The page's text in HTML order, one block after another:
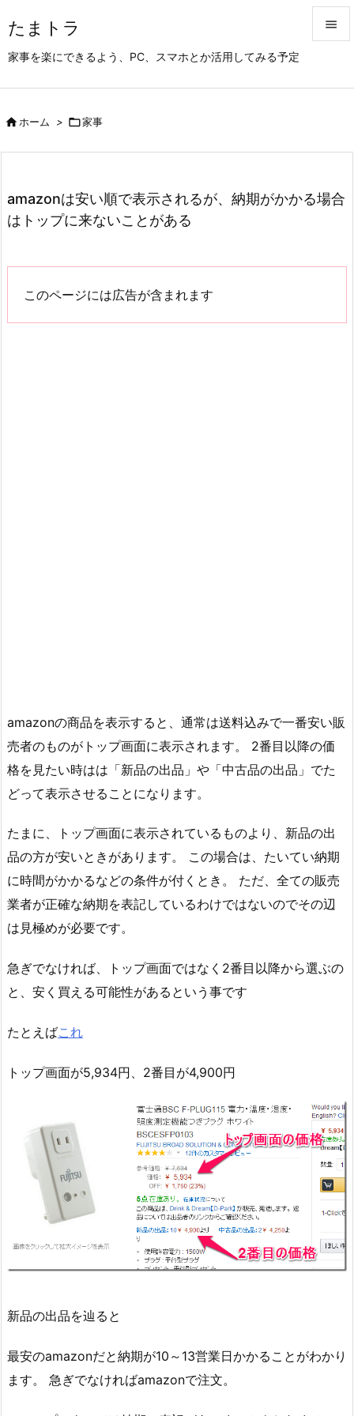
たまトラ
家事を楽にできるよう、PC、スマホとか活用してみる予定

前へ
次へ
ホーム > 家事
amazonは安い順で表示されるが、納期がかかる場合
はトップに来ないことがある
このページには広告が含まれます
amazonの商品を表示すると、通常は送料込みで一番安い販
売者のものがトップ画面に表示されます。 2番目以降の価
格を見たい時はは「新品の出品」や「中古品の出品」でた
どって表示させることになります。
たまに、トップ画面に表示されているものより、新品の出
品の方が安いときがあります。 この場合は、たいてい納期
に時間がかかるなどの条件が付くとき。 ただ、全ての販売
業者が正確な納期を表記しているわけではないのでその辺
は見極めが必要です。
急ぎでなければ、トップ画面ではなく2番目以降から選ぶの
と、安く買える可能性があるという事です
たとえばこれ
トップ画面が5,934円、2番目が4,900円
新品の出品を辿ると
最安のamazonだと納期が10～13営業日かかることがわかり
ます。 急ぎでなければamazonで注文。